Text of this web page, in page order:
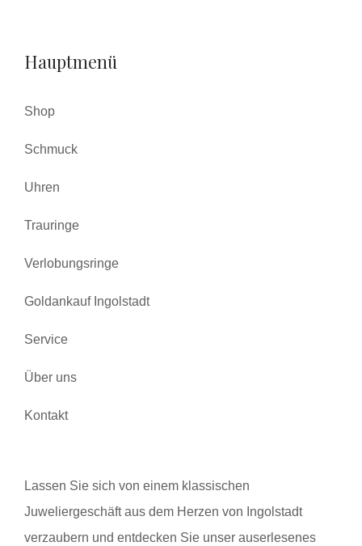
Hauptmenü
Shop
Schmuck
Uhren
Trauringe
Verlobungsringe
Goldankauf Ingolstadt
Service
Über uns
Kontakt
Lassen Sie sich von einem klassischen
Juweliergeschäft aus dem Herzen von Ingolstadt
verzaubern und entdecken Sie unser auserlesenes